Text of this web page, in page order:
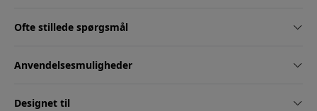
Ofte stillede spørgsmål
Anvendelsesmuligheder
Designet til